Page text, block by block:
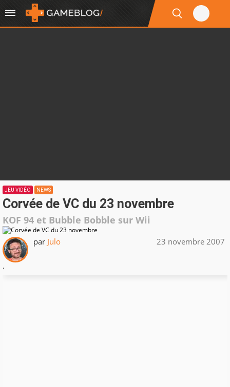
JEU VIDÉO NEWS
Corvée de VC du 23 novembre
KOF 94 et Bubble Bobble sur Wii
par Julo 23 novembre 2007
.